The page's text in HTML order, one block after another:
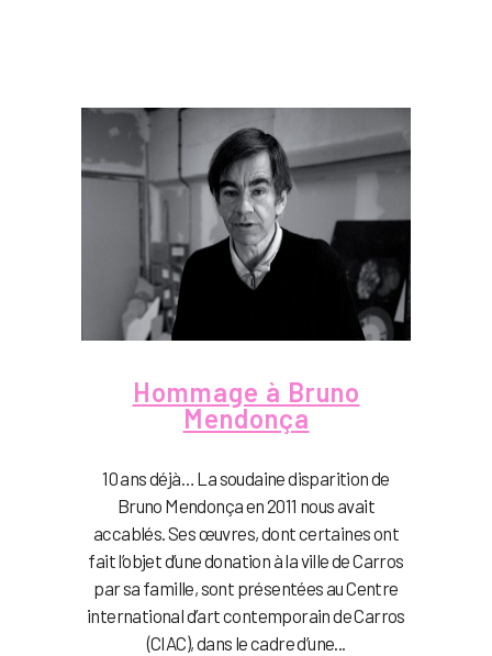
Hommage à Bruno
Mendonça
10 ans déjà… La soudaine disparition de
Bruno Mendonça en 2011 nous avait
accablés. Ses œuvres, dont certaines ont
fait l’objet d’une donation à la ville de Carros
par sa famille, sont présentées au Centre
international d’art contemporain de Carros
(CIAC), dans le cadre d’une...